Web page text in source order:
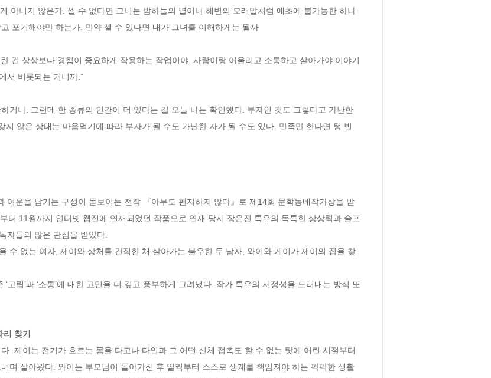
아니지 않은가. 셀 수 없다면 그녀는 밤하늘의 별이나 해변의 모래알처럼 애초에 불가능한 하나
포기해야만 하는가. 만약 셀 수 있다면 내가 그녀를 이해하게는 될까
건 상상보다 경험이 중요하게 작용하는 작업이야. 사람이랑 어울리고 소통하고 살아가야 이야기
서 비롯되는 거니까.”
거나. 그런데 한 종류의 인간이 더 있다는 걸 오늘 나는 확인했다. 부자인 것도 그렇다고 가난한
지 않은 상태는 마음먹기에 따라 부자가 될 수도 가난한 자가 될 수도 있다. 만족만 한다면 텅 빈
여운을 남기는 구성이 돋보이는 전작 『아무도 편지하지 않다』로 제14회 문학동네작가상을 받
터 11월까지 인터넷 웹진에 연재되었던 작품으로 연재 당시 장은진 특유의 독특한 상상력과 슬프
자들의 많은 관심을 받았다.
찾기
. 제이는 전기가 흐르는 몸을 타고나 타인과 그 어떤 신체 접촉도 할 수 없는 탓에 어린 시절부터
며 살아왔다. 와이는 부모님이 돌아가신 후 일찍부터 스스로 생계를 책임져야 하는 팍팍한 생활